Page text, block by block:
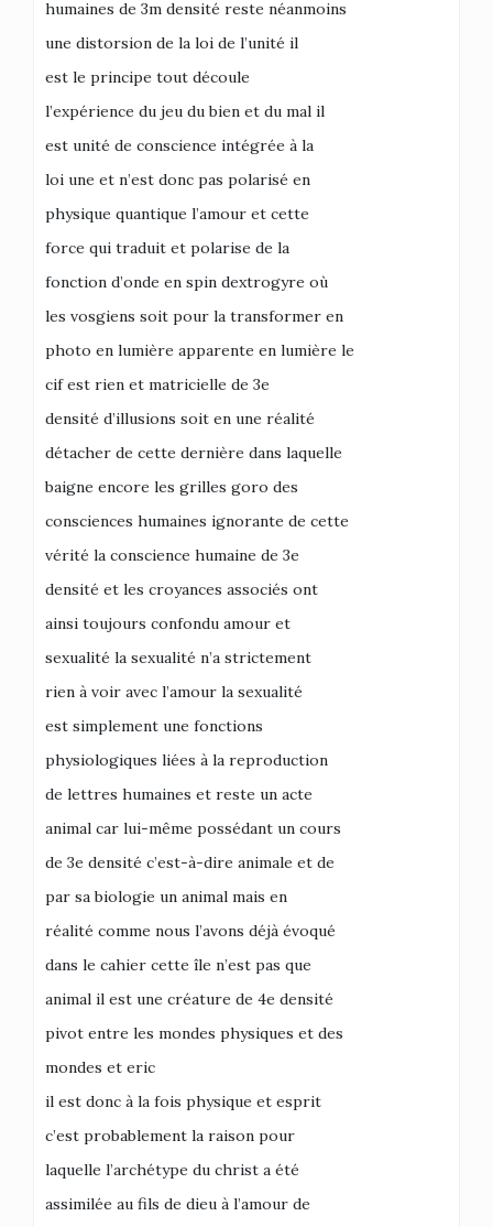
humaines de 3m densité reste néanmoins
une distorsion de la loi de l’unité il
est le principe tout découle
l’expérience du jeu du bien et du mal il
est unité de conscience intégrée à la
loi une et n’est donc pas polarisé en
physique quantique l’amour et cette
force qui traduit et polarise de la
fonction d’onde en spin dextrogyre où
les vosgiens soit pour la transformer en
photo en lumière apparente en lumière le
cif est rien et matricielle de 3e
densité d’illusions soit en une réalité
détacher de cette dernière dans laquelle
baigne encore les grilles goro des
consciences humaines ignorante de cette
vérité la conscience humaine de 3e
densité et les croyances associés ont
ainsi toujours confondu amour et
sexualité la sexualité n’a strictement
rien à voir avec l’amour la sexualité
est simplement une fonctions
physiologiques liées à la reproduction
de lettres humaines et reste un acte
animal car lui-même possédant un cours
de 3e densité c’est-à-dire animale et de
par sa biologie un animal mais en
réalité comme nous l’avons déjà évoqué
dans le cahier cette île n’est pas que
animal il est une créature de 4e densité
pivot entre les mondes physiques et des
mondes et eric
il est donc à la fois physique et esprit
c’est probablement la raison pour
laquelle l’archétype du christ a été
assimilée au fils de dieu à l’amour de